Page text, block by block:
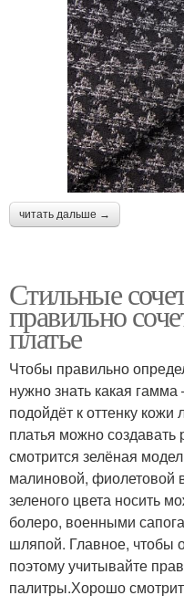
читать дальше →
Стильные
правильно
платье
Чтобы правильно
нужно знать какая
подойдёт к оттенку
платья можно
смотрится зелёная
малиновой, фиолетовой
зеленого цвета носить
болеро, военными
шляпой. Главное, чтобы
поэтому учитывайте
палитры.Хорошо